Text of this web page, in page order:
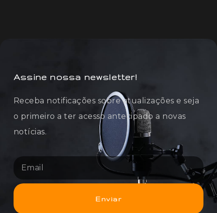
Assine nossa newsletter!
Receba notificações sobre atualizações e seja
o primeiro a ter acesso antecipado a novas
notícias.
Enviar